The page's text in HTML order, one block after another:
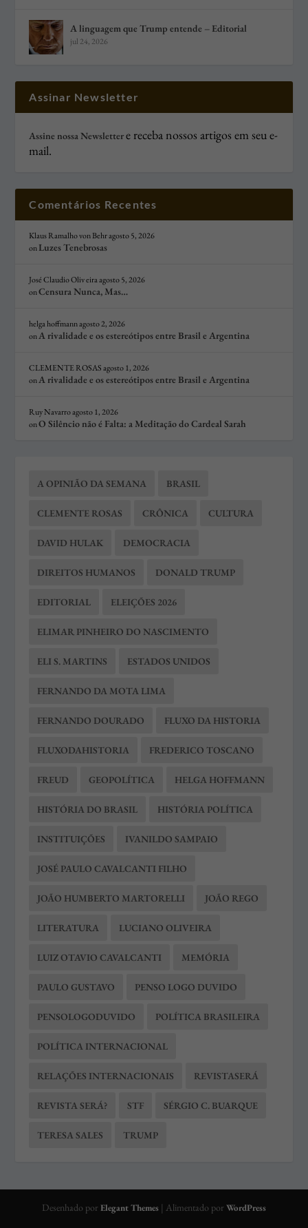
A linguagem que Trump entende – Editorial
jul 24, 2026
Assinar Newsletter
Assine nossa Newslettere receba nossos artigos em seu e-
mail.
Comentários Recentes
Klaus Ramalho von Behragosto 5, 2026
onLuzes Tenebrosas
José Claudio Oliv eiraagosto 5, 2026
onCensura Nunca, Mas…
helga hoffmannagosto 2, 2026
onA rivalidade e os estereótipos entre Brasil e Argentina
CLEMENTE ROSAS agosto 1, 2026
onA rivalidade e os estereótipos entre Brasil e Argentina
Ruy Navarroagosto 1, 2026
onO Silêncio não é Falta: a Meditação do Cardeal Sarah
A OPINIÃO DA SEMANA BRASIL
CLEMENTE ROSAS CRÔNICA CULTURA
DAVID HULAK DEMOCRACIA
DIREITOS HUMANOS DONALD TRUMP
EDITORIAL ELEIÇÕES 2026
ELIMAR PINHEIRO DO NASCIMENTO
ELI S. MARTINS ESTADOS UNIDOS
FERNANDO DA MOTA LIMA
FERNANDO DOURADO FLUXO DA HISTORIA
FLUXODAHISTORIA FREDERICO TOSCANO
FREUD GEOPOLÍTICA HELGA HOFFMANN
HISTÓRIA DO BRASIL HISTÓRIA POLÍTICA
INSTITUIÇÕES IVANILDO SAMPAIO
JOSÉ PAULO CAVALCANTI FILHO
JOÃO HUMBERTO MARTORELLI JOÃO REGO
LITERATURA LUCIANO OLIVEIRA
LUIZ OTAVIO CAVALCANTI MEMÓRIA
PAULO GUSTAVO PENSO LOGO DUVIDO
PENSOLOGODUVIDO POLÍTICA BRASILEIRA
POLÍTICA INTERNACIONAL
RELAÇÕES INTERNACIONAIS REVISTASERÁ
REVISTA SERÁ? STF SÉRGIO C. BUARQUE
TERESA SALES TRUMP
Desenhado por Elegant Themes | Alimentado por WordPress